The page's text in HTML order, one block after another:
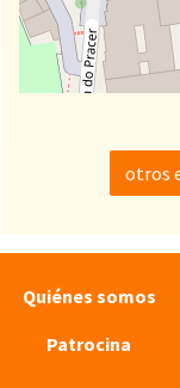
otros
Quiénes somos
Patrocina